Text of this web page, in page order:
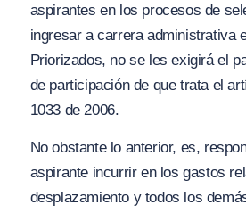
aspirantes en los procesos de
ingresar a carrera administrativa
Priorizados, no se les exigirá el
de participación de que trata el
1033 de 2006.
No obstante lo anterior, es,
aspirante incurrir en los gastos
desplazamiento y todos los